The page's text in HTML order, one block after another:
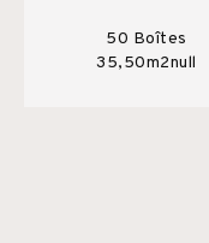
50 Boîtes
35,50m2null